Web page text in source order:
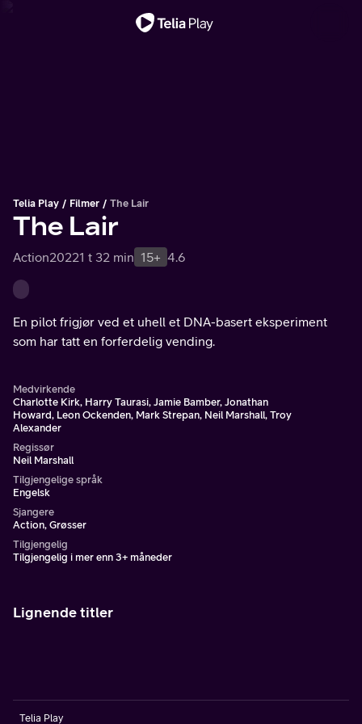
Telia Play Filmer The Lair
The Lair
Action20221 t 32 min 15+ 4.6
En pilot frigjør ved et uhell et DNA-basert eksperiment
som har tatt en forferdelig vending.
Medvirkende
Charlotte Kirk, Harry Taurasi, Jamie Bamber, Jonathan
Howard, Leon Ockenden, Mark Strepan, Neil Marshall, Troy
Alexander
Regissør
Neil Marshall
Tilgjengelige språk
Engelsk
Sjangere
Action, Grøsser
Tilgjengelig
Tilgjengelig i mer enn 3+ måneder
Lignende titler
Telia Play